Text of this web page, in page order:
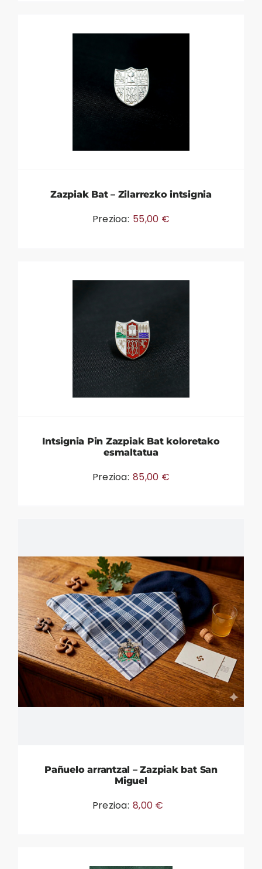
Zazpiak Bat – Zilarrezko intsignia
Prezioa: 55,00 €
Intsignia Pin Zazpiak Bat koloretako
esmaltatua
Prezioa: 85,00 €
Pañuelo arrantzal – Zazpiak bat San
Miguel
Prezioa: 8,00 €